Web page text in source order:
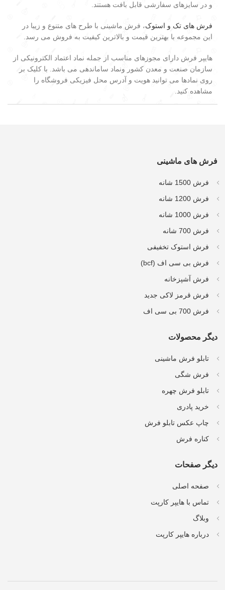
و در سایزهای سفارشی قابل بافت هستند.
فرش های تک و استوک، فرش ماشینی با طرح های متنوع و زیبا در
این مجموعه با بهترین قیمت و بالاترین کیفیت به فروش می رسد.
هایپر فرش دارای مجوزهای مناسب از جمله نماد اعتماد الکترونیکی از
سازمان صنعت و معدن کشور ونماد ساماندهی می باشد. با کلیک بر
روی نمادها می توانید هویت و آدرس محل فیزیکی فروشگاه را
مشاهده کنید.
فرش های ماشینی
فرش 1500 شانه
فرش 1200 شانه
فرش 1000 شانه
فرش 700 شانه
فرش استوک تخفیفی
فرش بی سی اف (bcf)
فرش آشپزخانه
فرش قرمز لاکی جدید
فرش 700 بی سی اف
دیگر محصولات
تابلو فرش ماشینی
فرش شگی
تابلو فرش چهره
خرید پادری
چاپ عکس تابلو فرش
کناره فرش
دیگر صفحات
صفحه اصلی
تماس با هایپر کارپت
وبلاگ
درباره هایپر کارپت